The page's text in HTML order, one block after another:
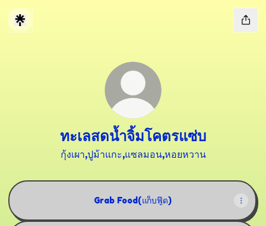
ทะเลสดน้ำจิ้มโคตรแซ่บ
กุ้งเผา,ปูม้าแกะ,แซลมอน,หอยหวาน
Grab Food(แก็บฟู๊ด)